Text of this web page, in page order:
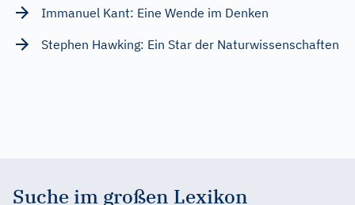
Immanuel Kant: Eine Wende im Denken
Stephen Hawking: Ein Star der Naturwissenschaften
Suche im großen Lexikon